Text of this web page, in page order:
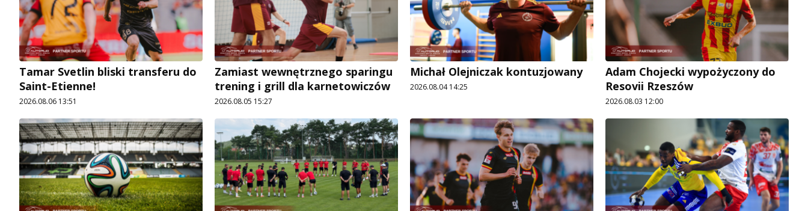
Tamar Svetlin bliski transferu do
Saint-Etienne!
2026.08.06 13:51
Zamiast wewnętrznego sparingu
trening i grill dla karnetowiczów
2026.08.05 15:27
Michał Olejniczak kontuzjowany
2026.08.04 14:25
Adam Chojecki wypożyczony do
Resovii Rzeszów
2026.08.03 12:00